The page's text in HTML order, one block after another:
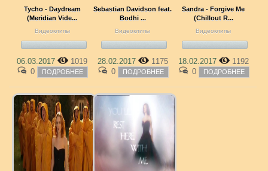
Tycho - Daydream
(Meridian Vide...
Видеоклипы
06.03.2017
1019
0
ПОДРОБНЕЕ
Sebastian Davidson feat.
Bodhi ...
Видеоклипы
28.02.2017
1175
0
ПОДРОБНЕЕ
Sandra - Forgive Me
(Chillout R...
Видеоклипы
18.02.2017
1192
0
ПОДРОБНЕЕ